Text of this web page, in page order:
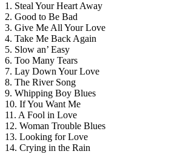
1. Steal Your Heart Away
2. Good to Be Bad
3. Give Me All Your Love
4. Take Me Back Again
5. Slow an’ Easy
6. Too Many Tears
7. Lay Down Your Love
8. The River Song
9. Whipping Boy Blues
10. If You Want Me
11. A Fool in Love
12. Woman Trouble Blues
13. Looking for Love
14. Crying in the Rain